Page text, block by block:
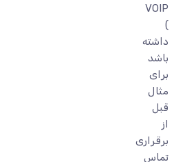
VOIP
)
داشته
باشد
برای
مثال
قبل
از
برقراری
تماس